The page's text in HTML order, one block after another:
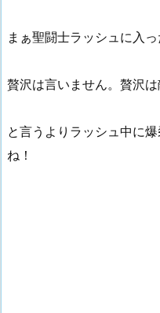
まぁ聖闘士ラッシュに入
贅沢は言いません。贅沢は
と言うよりラッシュ中に
ね！